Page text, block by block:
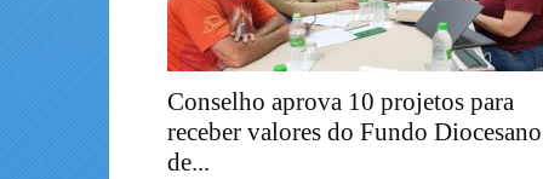
Conselho aprova 10 projetos para
receber valores do Fundo Diocesano
de...